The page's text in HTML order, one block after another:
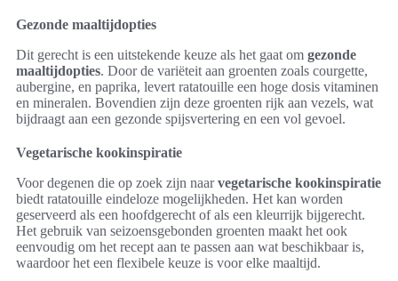
Gezonde maaltijdopties
Dit gerecht is een uitstekende keuze als het gaat om gezonde
maaltijdopties. Door de variëteit aan groenten zoals courgette,
aubergine, en paprika, levert ratatouille een hoge dosis vitaminen
en mineralen. Bovendien zijn deze groenten rijk aan vezels, wat
bijdraagt aan een gezonde spijsvertering en een vol gevoel.
Vegetarische kookinspiratie
Voor degenen die op zoek zijn naarvegetarische kookinspiratie
biedt ratatouille eindeloze mogelijkheden. Het kan worden
geserveerd als een hoofdgerecht of als een kleurrijk bijgerecht.
Het gebruik van seizoensgebonden groenten maakt het ook
eenvoudig om het recept aan te passen aan wat beschikbaar is,
waardoor het een flexibele keuze is voor elke maaltijd.